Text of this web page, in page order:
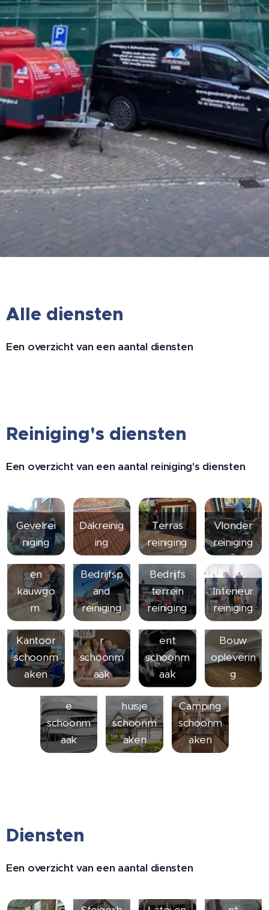
Alle diensten
Een overzicht van een aantal diensten
Reiniging's diensten
Een overzicht van een aantal reiniging's diensten
Gevelrei
niging
Dakreinig
ing
Terras
reiniging
Vlonder
reiniging
Grafitti
en
kauwgo
m
Bedrijfsp
and
reiniging
Bedrijfs
terrein
reiniging
Interieur
reiniging
Kantoor
schoonm
aken
Particulie
r
schoonm
aak
Evenem
ent
schoonm
aak
Bouw
opleverin
g
Recreati
e
schoonm
aak
Vakantie
huisje
schoonm
aken
Camping
schoonm
aken
Diensten
Een overzicht van een aantal diensten